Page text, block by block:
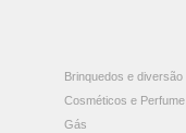
Brinquedos e diversão
Cosméticos e Perfume
Gás